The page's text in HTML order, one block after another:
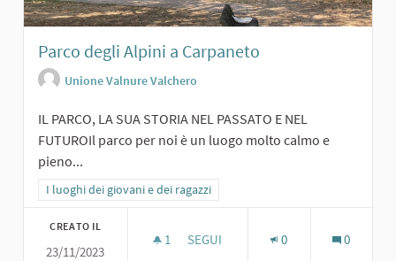
Parco degli Alpini a Carpaneto
Unione Valnure Valchero
IL PARCO, LA SUA STORIA NEL PASSATO E NEL
FUTUROIl parco per noi è un luogo molto calmo e
pieno...
Filtra i risultati per categoria: I luoghi dei giovani e dei ragazzi
I luoghi dei giovani e dei ragazzi
CREATO IL
23/11/2023
1 1 SOSTENITORI
SEGUI 0 0